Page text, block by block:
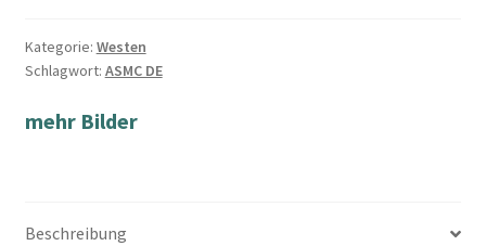
Kategorie: Westen
Schlagwort: ASMC DE
mehr Bilder
Beschreibung